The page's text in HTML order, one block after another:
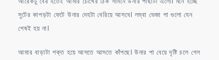
সুটের কাপড়টা ফেটে উনার দেহটা বেরিয়ে আসবে। লম্বা ভেজা পা গুলো যেন
শেষই হয় না।
আমার বাড়াটা শক্ত হয়ে আসতে আসতে কাঁপছে। উনার পা বেয়ে দৃষ্টি চলে গেল